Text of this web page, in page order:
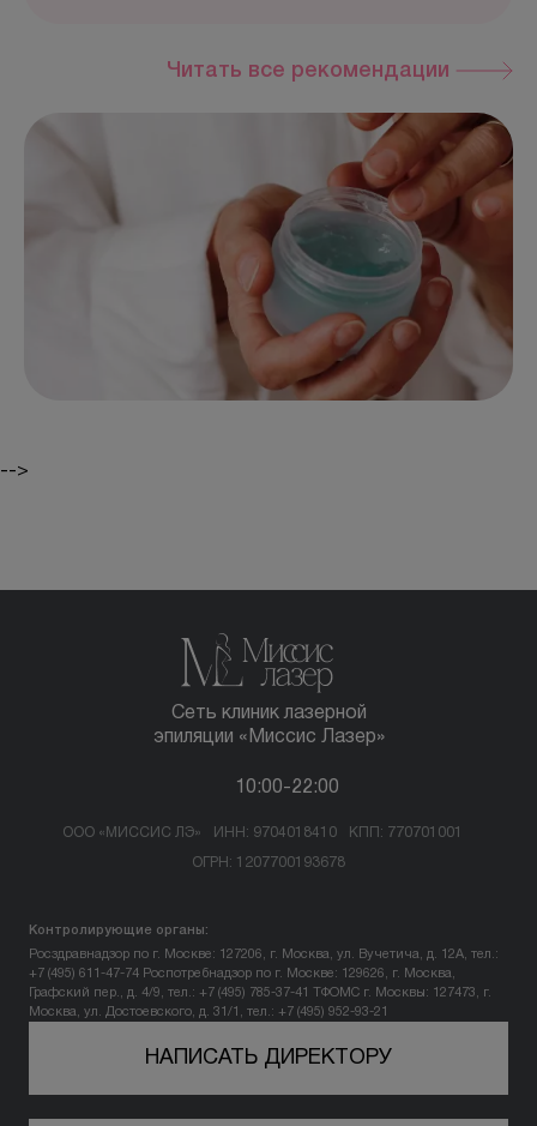
Читать все рекомендации
-->
Сеть клиник лазерной
эпиляции «Миссис Лазер»
10:00-22:00
ООО «МИССИС ЛЭ» ИНН: 9704018410 КПП: 770701001
ОГРН: 1207700193678
Контролирующие органы:
Росздравнадзор по г. Москве: 127206, г. Москва, ул. Вучетича, д. 12А, тел.:
+7 (495) 611-47-74 Роспотребнадзор по г. Москве: 129626, г. Москва,
Графский пер., д. 4/9, тел.: +7 (495) 785-37-41
ТФОМС г. Москвы: 127473, г.
Москва, ул. Достоевского, д. 31/1, тел.: +7 (495) 952-93-21
НАПИСАТЬ ДИРЕКТОРУ